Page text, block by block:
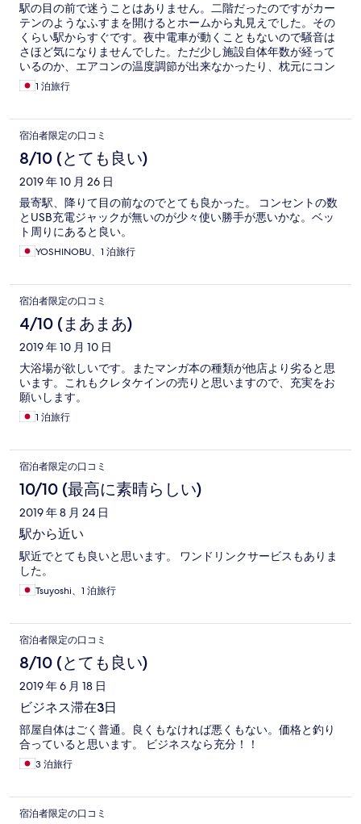
駅の目の前で迷うことはありません。二階だったのですがカー
テンのようなふすまを開けるとホームから丸見えでした。その
くらい駅からすぐです。夜中電車が動くこともないので騒音は
さほど気になりませんでした。ただ少し施設自体年数が経って
いるのか、エアコンの温度調節が出来なかったり、枕元にコン
セントが無かったりと、惜しいなといった印象です。無料の朝
食は種類も豊富で美味しかったです。
1 泊旅行
宿泊者限定の口コミ
8/10 (とても良い)
2019 年 10 月 26 日
最寄駅、降りて目の前なのでとても良かった。 コンセントの数
とUSB充電ジャックが無いのが少々使い勝手が悪いかな。ベッ
ト周りにあると良い。
YOSHINOBU、1 泊旅行
宿泊者限定の口コミ
4/10 (まあまあ)
2019 年 10 月 10 日
大浴場が欲しいです。またマンガ本の種類が他店より劣ると思
います。これもクレタケインの売りと思いますので、充実をお
願いします。
1 泊旅行
宿泊者限定の口コミ
10/10 (最高に素晴らしい)
2019 年 8 月 24 日
駅から近い
駅近でとても良いと思います。 ワンドリンクサービスもありま
した。
Tsuyoshi、1 泊旅行
宿泊者限定の口コミ
8/10 (とても良い)
2019 年 6 月 18 日
ビジネス滞在3日
部屋自体はごく普通。良くもなければ悪くもない。価格と釣り
合っていると思います。 ビジネスなら充分！！
3 泊旅行
宿泊者限定の口コミ